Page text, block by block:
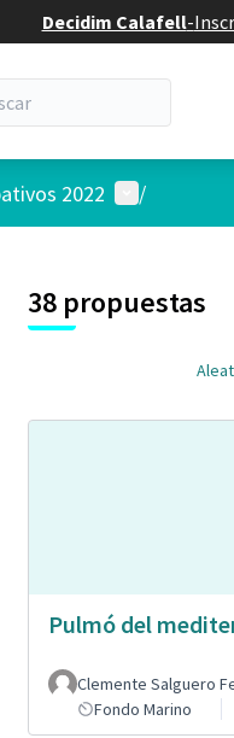
Decidim Calafell-
2022 Menú de
/
38 propuestas
Pulmó del
Clemente Salguero
Fondo Marino